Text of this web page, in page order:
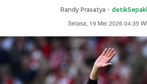
Randy Prasatya -
Selasa, 19 Mei 2026 04:35